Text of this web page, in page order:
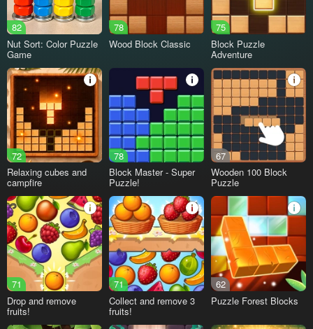
82
Nut Sort: Color Puzzle
Game
78
Wood Block Classic
75
Block Puzzle
Adventure
72
Relaxing cubes and
campfire
78
Block Master - Super
Puzzle!
67
Wooden 100 Block
Puzzle
71
Drop and remove
fruits!
71
Collect and remove 3
fruits!
62
Puzzle Forest Blocks